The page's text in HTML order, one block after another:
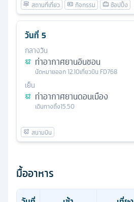
วันที่ 5
กลางวัน
ท่าอากาศยานอินชอน
นัดหมายออก12.10เที่ยวบิน FD768
เย็น
ท่าอากาศยานดอนเมือง
เดินทางถึง15.50
มื้ออาหาร